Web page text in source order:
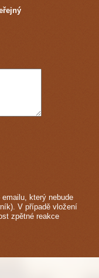
který nebude
V případě vložení
zpětné reakce